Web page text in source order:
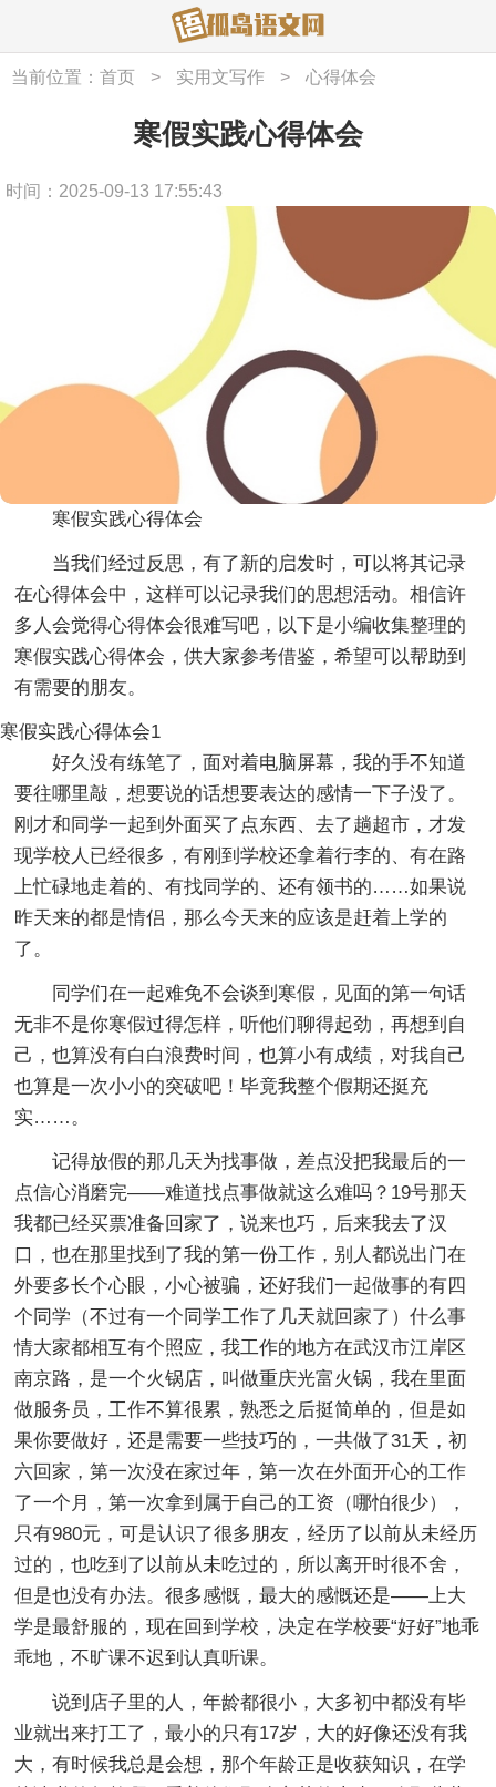
当前位置： 首页 > 实用文写作 > 心得体会
寒假实践心得体会
时间：2025-09-13 17:55:43
寒假实践心得体会
当我们经过反思，有了新的启发时，可以将其记录
在心得体会中，这样可以记录我们的思想活动。相信许
多人会觉得心得体会很难写吧，以下是小编收集整理的
寒假实践心得体会，供大家参考借鉴，希望可以帮助到
有需要的朋友。
寒假实践心得体会1
好久没有练笔了，面对着电脑屏幕，我的手不知道
要往哪里敲，想要说的话想要表达的感情一下子没了。
刚才和同学一起到外面买了点东西、去了趟超市，才发
现学校人已经很多，有刚到学校还拿着行李的、有在路
上忙碌地走着的、有找同学的、还有领书的……如果说
昨天来的都是情侣，那么今天来的应该是赶着上学的
了。
同学们在一起难免不会谈到寒假，见面的第一句话
无非不是你寒假过得怎样，听他们聊得起劲，再想到自
己，也算没有白白浪费时间，也算小有成绩，对我自己
也算是一次小小的突破吧！毕竟我整个假期还挺充
实……。
记得放假的那几天为找事做，差点没把我最后的一
点信心消磨完——难道找点事做就这么难吗？19号那天
我都已经买票准备回家了，说来也巧，后来我去了汉
口，也在那里找到了我的第一份工作，别人都说出门在
外要多长个心眼，小心被骗，还好我们一起做事的有四
个同学（不过有一个同学工作了几天就回家了）什么事
情大家都相互有个照应，我工作的地方在武汉市江岸区
南京路，是一个火锅店，叫做重庆光富火锅，我在里面
做服务员，工作不算很累，熟悉之后挺简单的，但是如
果你要做好，还是需要一些技巧的，一共做了31天，初
六回家，第一次没在家过年，第一次在外面开心的工作
了一个月，第一次拿到属于自己的工资（哪怕很少），
只有980元，可是认识了很多朋友，经历了以前从未经历
过的，也吃到了以前从未吃过的，所以离开时很不舍，
但是也没有办法。很多感慨，最大的感慨还是——上大
学是最舒服的，现在回到学校，决定在学校要“好好”地乖
乖地，不旷课不迟到认真听课。
说到店子里的人，年龄都很小，大多初中都没有毕
业就出来打工了，最小的只有17岁，大的好像还没有我
大，有时候我总是会想，那个年龄正是收获知识，在学